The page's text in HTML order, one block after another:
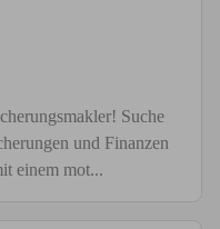
Suche
und Finanzen
einem mot...